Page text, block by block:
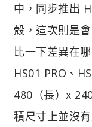
中，同步推出
殼，這次則是
比一下差異在哪
HS01 PRO、
480（長）x
積尺寸上並沒